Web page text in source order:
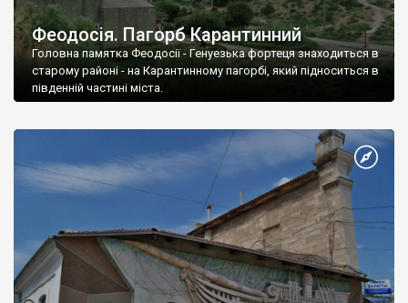
Феодосія. Пагорб Карантинний
Головна памятка Феодосії - Генуезька фортеця знаходиться в
старому районі - на Карантинному пагорбі, який підноситься в
південній частині міста.